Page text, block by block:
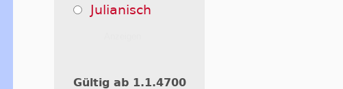
Julianisch
Gültig ab 1.1.4700